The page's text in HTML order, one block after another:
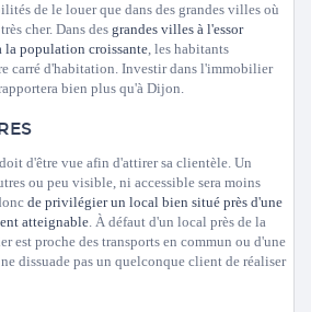
de le louer que dans des grandes villes où
cher. Dans des grandes villes à l'essor
la population croissante, les habitants
carré d'habitation. Investir dans l'immobilier
bien plus qu'à Dijon.
d'être vue afin d'attirer sa clientèle. Un
ou peu visible, ni accessible sera moins
de privilégier un local bien situé près d'une
atteignable. À défaut d'un local près de la
est proche des transports en commun ou d'une
dissuade pas un quelconque client de réaliser